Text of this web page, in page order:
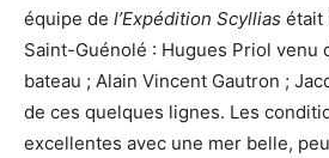
équipe de l’Expédition Scyllias était
Saint-Guénolé : Hugues Priol venu
bateau ; Alain Vincent Gautron ;
de ces quelques lignes. Les
excellentes avec une mer belle,